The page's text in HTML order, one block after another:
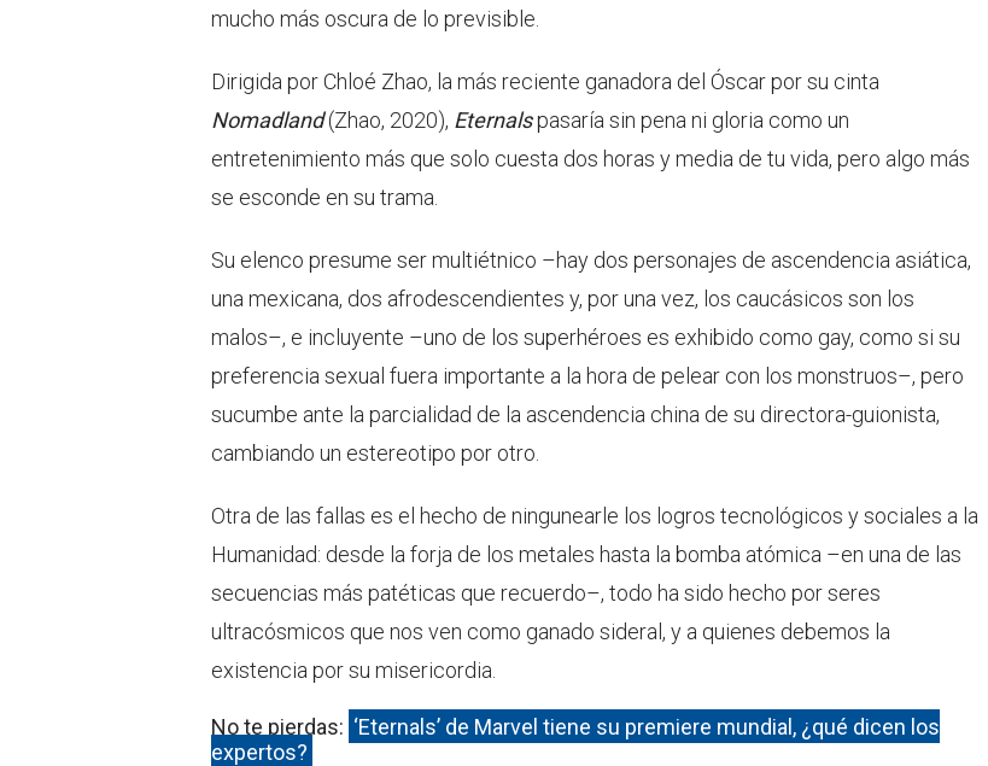
mucho más oscura de lo previsible.
Dirigida por Chloé Zhao, la más reciente ganadora del Óscar por su cinta
Nomadland(Zhao, 2020), Eternalspasaría sin pena ni gloria como un
entretenimiento más que solo cuesta dos horas y media de tu vida, pero algo más
se esconde en su trama.
Su elenco presume ser multiétnico –hay dos personajes de ascendencia asiática,
una mexicana, dos afrodescendientes y, por una vez, los caucásicos son los
malos–, e incluyente –uno de los superhéroes es exhibido como gay, como si su
preferencia sexual fuera importante a la hora de pelear con los monstruos–, pero
sucumbe ante la parcialidad de la ascendencia china de su directora-guionista,
cambiando un estereotipo por otro.
Otra de las fallas es el hecho de ningunearle los logros tecnológicos y sociales a la
Humanidad: desde la forja de los metales hasta la bomba atómica –en una de las
secuencias más patéticas que recuerdo–, todo ha sido hecho por seres
ultracósmicos que nos ven como ganado sideral, y a quienes debemos la
existencia por su misericordia.
No te pierdas: ‘Eternals’ de Marvel tiene su premiere mundial, ¿qué dicen los
expertos?